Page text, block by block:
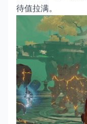
待值拉满。